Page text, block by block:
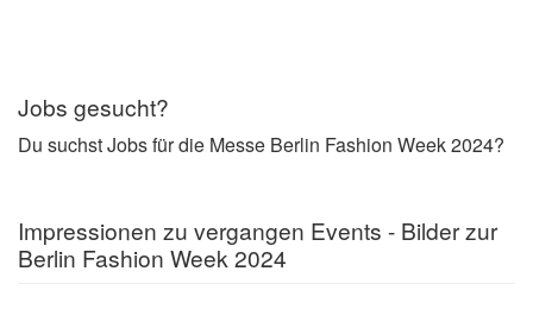
Jobs gesucht?
Du suchst Jobs für die Messe Berlin Fashion Week 2024?
Impressionen zu vergangen Events - Bilder zur
Berlin Fashion Week 2024